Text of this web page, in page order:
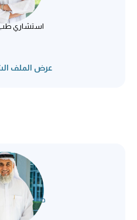
طب
استشاري
عرض الملف
د.سهيل
طب